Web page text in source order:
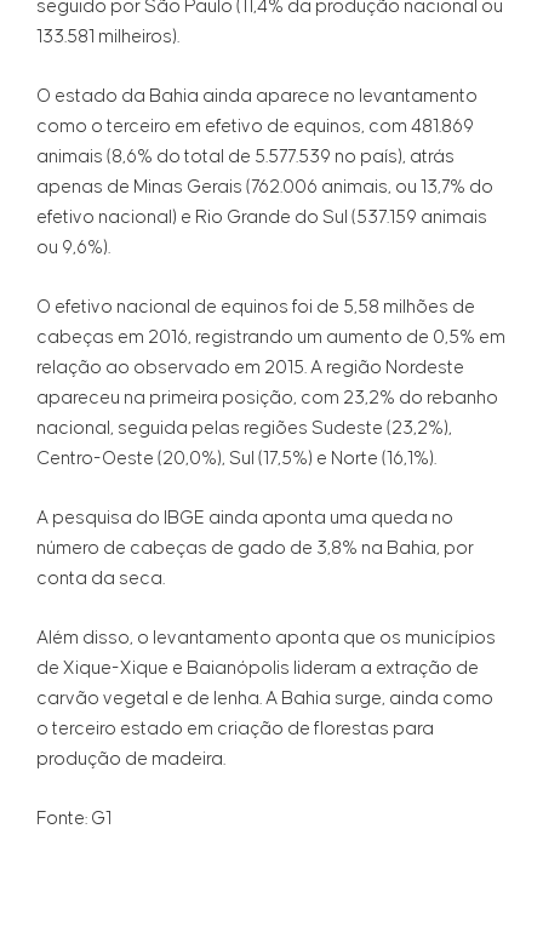
seguido por São Paulo (11,4% da produção nacional ou
133.581 milheiros).
O estado da Bahia ainda aparece no levantamento
como o terceiro em efetivo de equinos, com 481.869
animais (8,6% do total de 5.577.539 no país), atrás
apenas de Minas Gerais (762.006 animais, ou 13,7% do
efetivo nacional) e Rio Grande do Sul (537.159 animais
ou 9,6%).
O efetivo nacional de equinos foi de 5,58 milhões de
cabeças em 2016, registrando um aumento de 0,5% em
relação ao observado em 2015. A região Nordeste
apareceu na primeira posição, com 23,2% do rebanho
nacional, seguida pelas regiões Sudeste (23,2%),
Centro-Oeste (20,0%), Sul (17,5%) e Norte (16,1%).
A pesquisa do IBGE ainda aponta uma queda no
número de cabeças de gado de 3,8% na Bahia, por
conta da seca.
Além disso, o levantamento aponta que os municípios
de Xique-Xique e Baianópolis lideram a extração de
carvão vegetal e de lenha. A Bahia surge, ainda como
o terceiro estado em criação de florestas para
produção de madeira.
Fonte: G1